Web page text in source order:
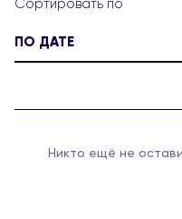
ПО ДАТЕ
Никто ещё не